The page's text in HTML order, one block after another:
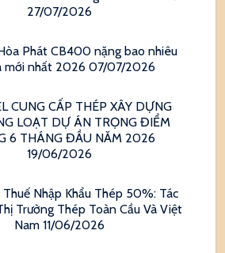
27/07/2026
Phát CB400 nặng bao nhiêu
mới nhất 2026 07/07/2026
CUNG CẤP THÉP XÂY DỰNG
LOẠT DỰ ÁN TRỌNG ĐIỂM
6 THÁNG ĐẦU NĂM 2026
19/06/2026
Nhập Khẩu Thép 50%: Tác
Trường Thép Toàn Cầu Và Việt
Nam 11/06/2026